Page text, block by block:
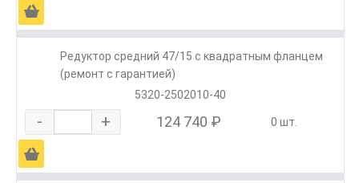
Ä
Редуктор средний 47/15 с квадратным фланцем
(ремонт с гарантией)
5320-2502010-40
- + 124 740 ₽ 0 шт.
Ä